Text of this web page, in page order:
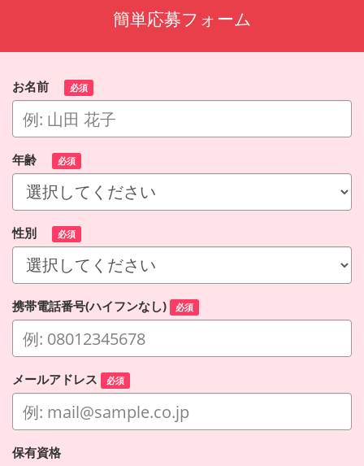
簡単応募フォーム
お名前 必須
年齢 必須
性別 必須
携帯電話番号(ハイフンなし) 必須
メールアドレス 必須
保有資格